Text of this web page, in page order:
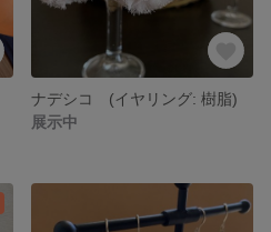
ナデシコ (イヤリング: 樹脂)
展示中